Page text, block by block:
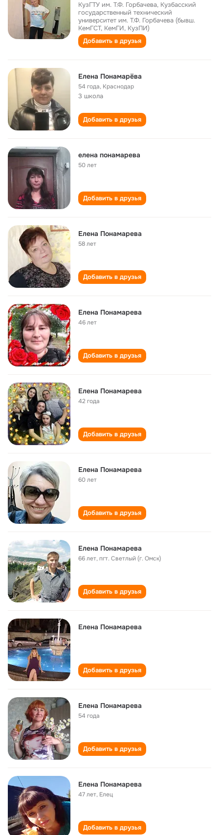
КузГТУ им. Т.Ф. Горбачева, Кузбасский
государственный технический
университет им. Т.Ф. Горбачева (бывш.
КемГСТ, КемГИ, КузПИ)
Добавить в друзья
Елена Понамарёва
54 года, Краснодар
3 школа
Добавить в друзья
елена понамарева
50 лет
Добавить в друзья
Елена Понамарева
58 лет
Добавить в друзья
Елена Понамарева
46 лет
Добавить в друзья
Елена Понамарева
42 года
Добавить в друзья
Елена Понамарева
60 лет
Добавить в друзья
Елена Понамарева
66 лет,пгт. Светлый (г. Омск)
Добавить в друзья
Елена Понамарева
Добавить в друзья
Елена Понамарева
54 года
Добавить в друзья
Елена Понамарева
47 лет, Елец
Добавить в друзья